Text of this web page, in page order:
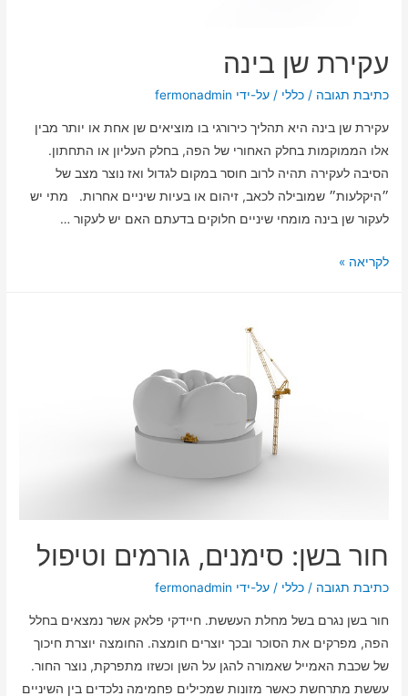
עקירת שן בינה
כתיבת תגובה /כללי / על-ידי fermonadmin
עקירת שן בינה היא תהליך כירורגי בו מוציאים שן אחת או יותר מבין
אלו הממוקמות בחלק האחורי של הפה, בחלק העליון או התחתון.
הסיבה לעקירה תהיה לרוב חוסר במקום לגדול ואז נוצר מצב של
״היקלעות״ שמובילה לכאב, זיהום או בעיות שיניים אחרות. מתי יש
לעקור שן בינה מומחי שיניים חלוקים בדעתם האם יש לעקור …
לקריאה »
חור בשן: סימנים, גורמים וטיפול
כתיבת תגובה /כללי / על-ידי fermonadmin
חור בשן נגרם בשל מחלת העששת. חיידקי פלאק אשר נמצאים בחלל
הפה, מפרקים את הסוכר ובכך יוצרים חומצה. החומצה יוצרת חיכוך
של שכבת האמייל שאמורה להגן על השן וכשזו מתפרקת, נוצר החור.
עששת מתרחשת כאשר מזונות שמכילים פחמימה נלכדים בין השיניים